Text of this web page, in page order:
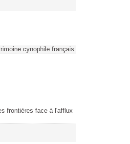
cynophile français
frontières face à l'afflux